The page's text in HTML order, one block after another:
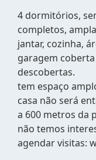
4 dormitórios,
completos,
jantar, cozinha,
garagem
descobertas.
tem espaço
casa não será
a 600 metros da
não temos
agendar visitas: